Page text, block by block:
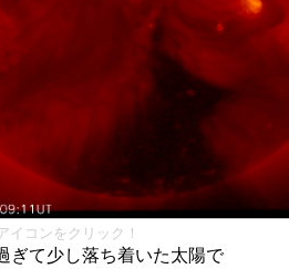
コンをクリック！
ぎて少し落ち着いた太陽で